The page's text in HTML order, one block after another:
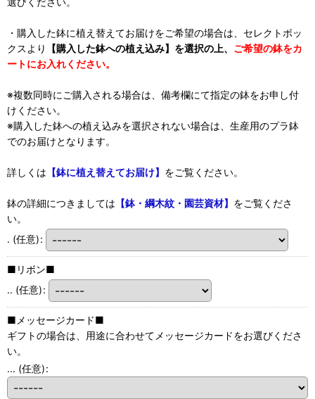
・購入した鉢に植え替えてお届けをご希望の場合は、セレクトボッ
クスより
【購入した鉢への植え込み】を選択の上、 ご希望の鉢をカ
ートにお入れください。
※複数同時にご購入される場合は、備考欄にて指定の鉢をお申し付
けください。
※購入した鉢への植え込みを選択されない場合は、生産用のプラ鉢
でのお届けとなります。
詳しくは 【鉢に植え替えてお届け】 をご覧ください。
鉢の詳細につきましては 【鉢・綱木紋・園芸資材】 をご覧くださ
い。
. (任意):
■リボン■
.. (任意):
■メッセージカード■
ギフトの場合は、用途に合わせてメッセージカードをお選びくださ
い。
... (任意):